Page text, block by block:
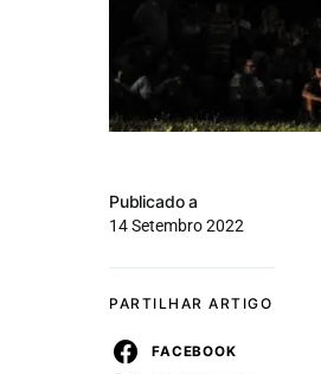
Publicado a
14 Setembro 2022
PARTILHAR ARTIGO
FACEBOOK